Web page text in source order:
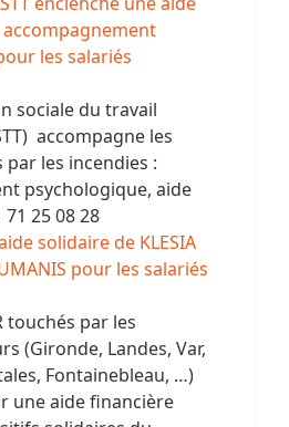
les salariés
sociale du travail
accompagne les
les incendies :
psychologique, aide
25 08 28
solidaire de KLESIA
pour les salariés
touchés par les
(Gironde, Landes, Var,
Fontainebleau, …)
une aide financière